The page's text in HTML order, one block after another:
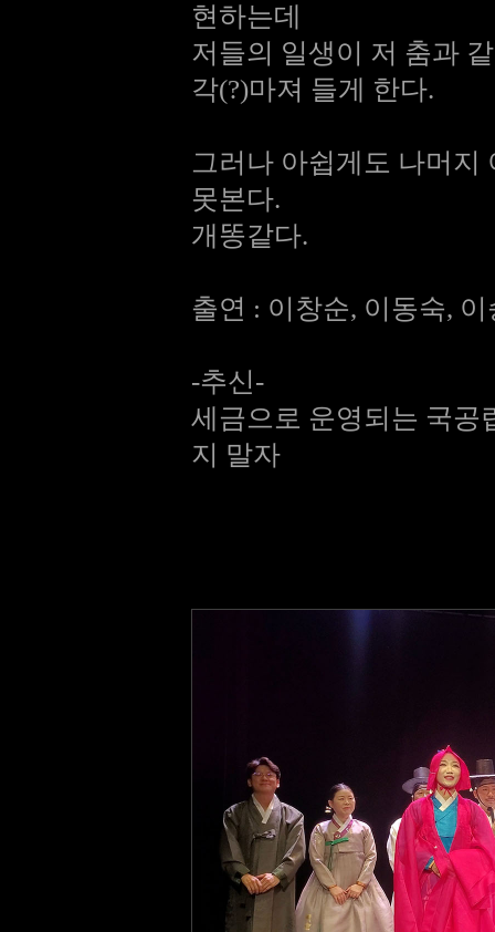
현하는데
저들의 일생이 저 춤과
각(?)마져 들게 한다.
그러나 아쉽게도 나머지
못본다.
개똥같다.
출연 : 이창순, 이동숙,
-추신-
세금으로 운영되는 국공
지 말자